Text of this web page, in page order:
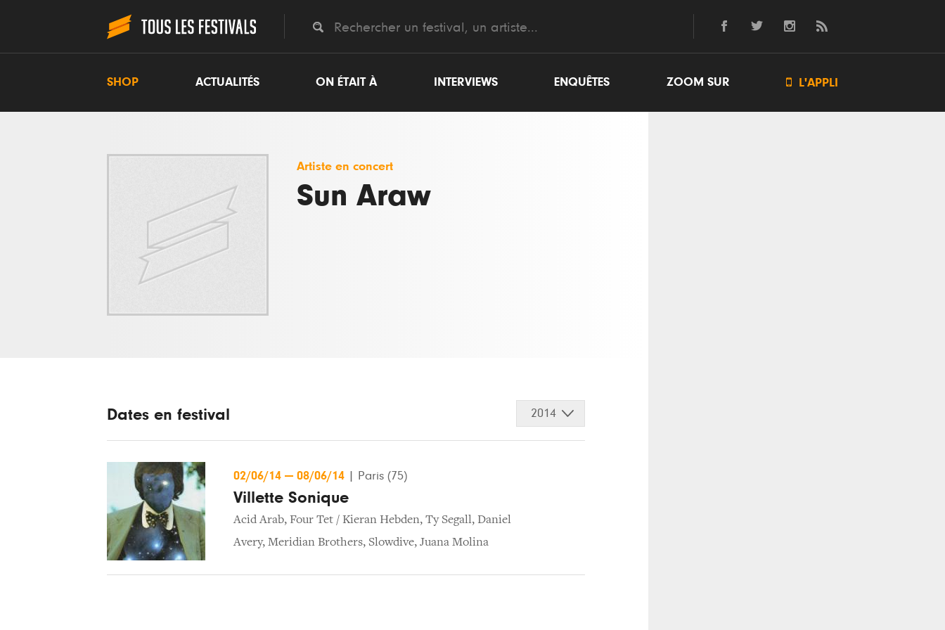
SHOP ACTUALITÉS ON ÉTAIT À INTERVIEWS ENQUÊTES ZOOM SUR  L'APPLI
Artiste en concert
Sun Araw
Dates en festival 2014
02/06/14 — 08/06/14 Paris (75)
Villette Sonique
Acid Arab, Four Tet / Kieran Hebden, Ty Segall, Daniel
Avery, Meridian Brothers, Slowdive, Juana Molina